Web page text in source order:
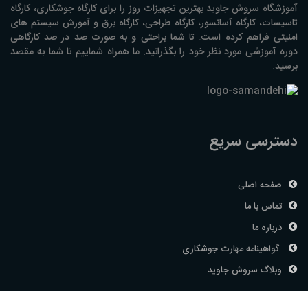
آموزشگاه سروش جاوید بهترین تجهیزات روز را برای کارگاه جوشکاری، کارگاه
تاسیسات، کارگاه آسانسور، کارگاه طراحی، کارگاه برق و آموزش سیستم های
امنیتی فراهم کرده است. تا شما براحتی و به صورت صد در صد کارگاهی
دوره آموزشی مورد نظر خود را بگذرانید. ما همراه شماییم تا شما به مقصد
برسید.
دسترسی سریع
صفحه اصلی
تماس با ما
درباره ما
گواهینامه مهارت جوشکاری
وبلاگ سروش جاوید